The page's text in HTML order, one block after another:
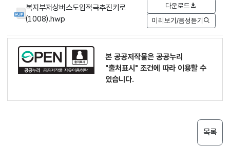
복지부저상버스도입적극추진키로
(1008).hwp
다운로드
미리보기/음성듣기
본 공공저작물은 공공누리
"출처표시" 조건에 따라 이용할 수
있습니다.
목록